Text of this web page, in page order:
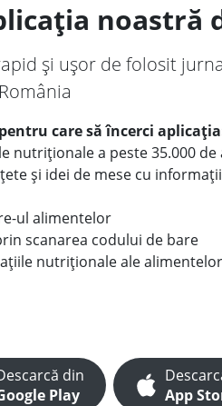
noastră
și ușor de folosit
care să încerci
nutriționale a peste 35.000
și idei de mese cu
ul alimentelor
scanarea codului de bare
nutriționale ale alimentelor
din
Play
App